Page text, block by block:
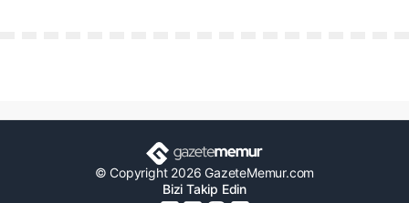
© Copyright 2026 GazeteMemur.com
Bizi Takip Edin